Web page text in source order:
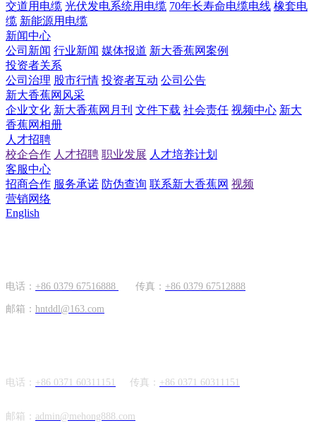
交道用电缆 光伏发电系统用电缆 70年长寿命电缆电线 橡套电
缆 新能源用电缆
新闻中心
公司新闻 行业新闻 媒体报道 新大香蕉网案例
投资者关系
公司治理 股市行情 投资者互动 公司公告
新大香蕉网风采
企业文化 新大香蕉网月刊 文件下载 社会责任 视频中心 新大
香蕉网相册
人才招聘
校企合作 人才招聘 职业发展 人才培养计划
客服中心
招商合作 服务承诺 防伪查询 联系新大香蕉网 视频
营销网络
English
电话： +86 0379 67516888 传真： +86 0379 67512888
邮箱： hntddl@163.com
电话： +86 0371 60311151 传真： +86 0371 60311151
邮箱： admin@mehong888.com